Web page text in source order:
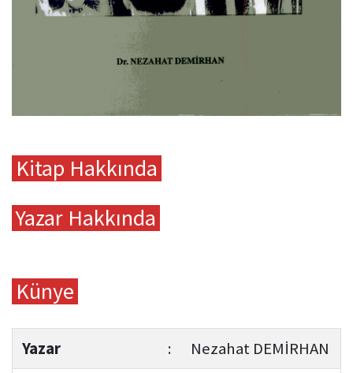
Kitap Hakkında
Yazar Hakkında
Künye
Yazar :
Nezahat DEMİRHAN